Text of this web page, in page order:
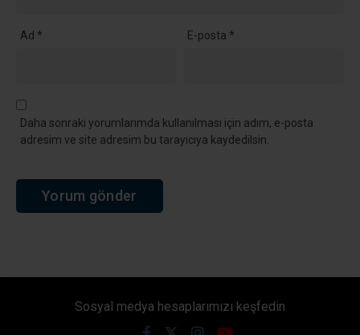
Ad * E-posta *
Daha sonraki yorumlarımda kullanılması için adım, e-posta
adresim ve site adresim bu tarayıcıya kaydedilsin.
Sosyal medya hesaplarımızı keşfedin